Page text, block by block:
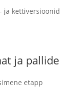
ja
ja
etapp